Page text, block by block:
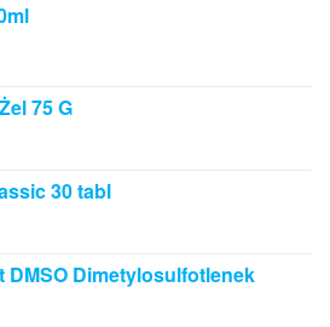
75 G
30 tabl
DMSO Dimetylosulfotlenek